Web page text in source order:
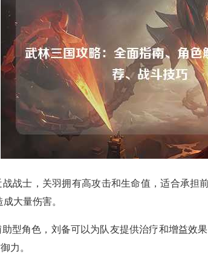
战士，关羽拥有高攻击和生命值，适合承担
大量伤害。
型角色，刘备可以为队友提供治疗和增益效
力。